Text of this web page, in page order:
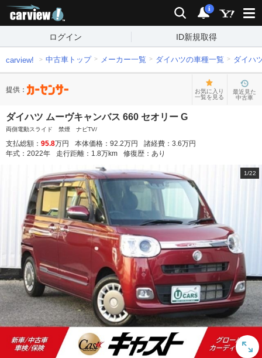
検索 通知
i
ログイン ID新規取得
carview! 中古車トップ メーカー一覧 ダイハツの車種一覧 ダイハ
提供：
お気に入り
一覧を見る
最近見た
中古車
ダイハツ ムーヴキャンバス 660 セオリー G
両側電動スライド 禁煙 ナビTV/
支払総額： 95.8万円 本体価格： 92.2万円 諸経費： 3.6万円
年式： 2022年 走行距離： 1.8万km 修復歴： あり
1/22